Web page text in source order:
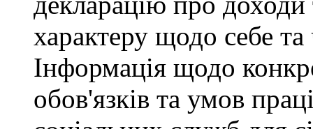
характеру щодо себе та
Інформація щодо
обов'язків та умов